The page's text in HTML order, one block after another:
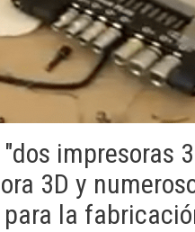
impresoras
3D y
la